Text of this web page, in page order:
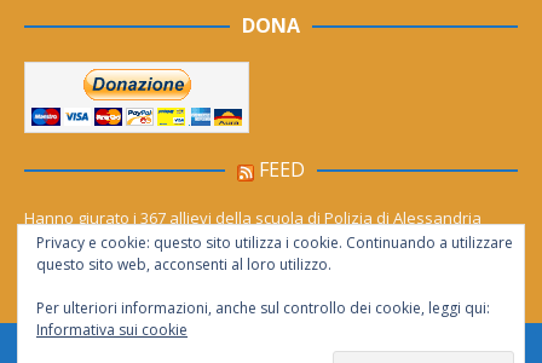
DONA
FEED
Hanno giurato i 367 allievi della scuola di Polizia di Alessandria
Cinema (gratis) sotto le stelle per tutto agosto. Il calendario dei film
Privacy e cookie: questo sito utilizza i cookie. Continuando a utilizzare
questo sito web, acconsenti al loro utilizzo.
Per ulteriori informazioni, anche sul controllo dei cookie, leggi qui:
Informativa sui cookie